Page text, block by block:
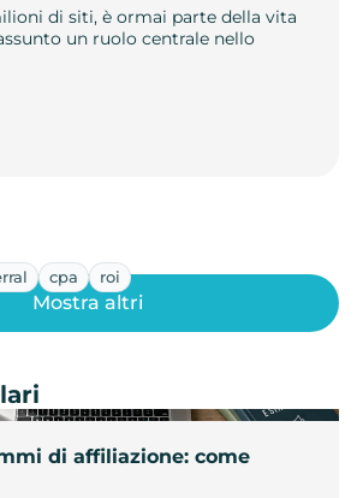
di siti, è ormai parte della vita
un ruolo centrale nello
cpa roi
di affiliazione: come
Mostra altri